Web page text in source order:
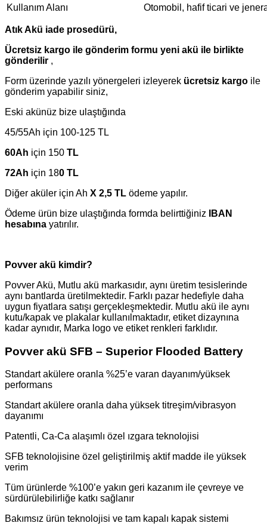
Kullanım Alanı
Otomobil, hafif ticari ve
Atık Akü iade prosedürü,
Ücretsiz kargo ile gönderim formu yeni akü ile birlikte
gönderilir ,
Form üzerinde yazılı yönergeleri izleyerek ücretsiz kargo ile
gönderim yapabilir siniz,
Eski akünüz bize ulaştığında
45/55Ah için 100-125 TL
60Ah için 150 TL
72Ah için 180 TL
Diğer aküler için Ah X 2,5 TL ödeme yapılır.
Ödeme ürün bize ulaştığında formda belirttiğiniz
IBAN
hesabına yatırılır.
Povver akü kimdir?
Povver Akü, Mutlu akü markasıdır, aynı üretim tesislerinde
aynı bantlarda üretilmektedir. Farklı pazar hedefiyle daha
uygun fiyatlara satışı gerçekleşmektedir. Mutlu akü ile aynı
kutu/kapak ve plakalar kullanılmaktadır, etiket dizaynına
kadar aynıdır, Marka logo ve etiket renkleri farklıdır.
Povver akü SFB – Superior Flooded Battery
Standart akülere oranla %25’e varan dayanım/yüksek
performans
Standart akülere oranla daha yüksek titreşim/vibrasyon
dayanımı
Patentli, Ca-Ca alaşımlı özel ızgara teknolojisi
SFB teknolojisine özel geliştirilmiş aktif madde ile yüksek
verim
Tüm ürünlerde %100’e yakın geri kazanım ile çevreye ve
sürdürülebilirliğe katkı sağlanır
Bakımsız ürün teknolojisi ve tam kapalı kapak sistemi